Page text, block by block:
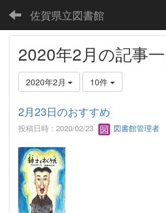
佐賀県立図書館
2020年2月の記事
2020年2月 10件
2月23日のおすすめ
投稿日時 : 2020/02/23 図書館管理者